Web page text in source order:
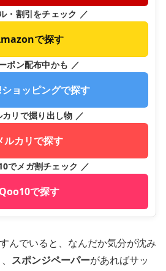
・割引をチェック ／
で探す
ポン配布中かも ／
ョッピングで探す
カリで掘り出し物 ／
ルカリで探す
でメガ割チェック ／
Qoo10で探す
んでいると、なんだか気分が沈み
スポンジペーパーがあればサッ